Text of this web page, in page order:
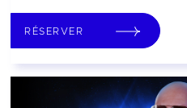
RÉSERVER